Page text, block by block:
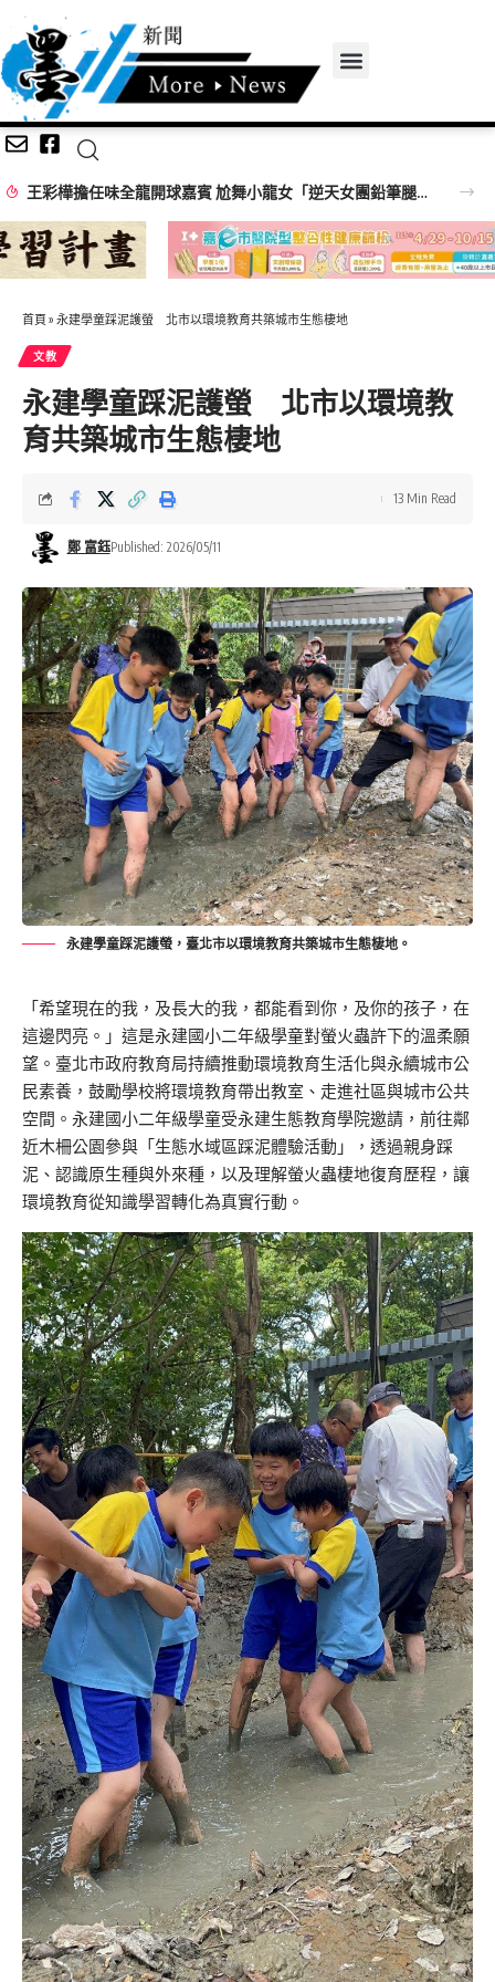
【百工達人】 從音樂教育到生命陪伴 黛玉老師以生命經驗打造共學平台
首頁 » 永建學童踩泥護螢 北市以環境教育共築城市生態棲地
文教
永建學童踩泥護螢 北市以環境教
育共築城市生態棲地
鄭 富鈺Published: 2026/05/11
13 Min Read
永建學童踩泥護螢，臺北市以環境教育共築城市生態棲地。
「希望現在的我，及長大的我，都能看到你，及你的孩子，在
這邊閃亮。」這是永建國小二年級學童對螢火蟲許下的溫柔願
望。臺北市政府教育局持續推動環境教育生活化與永續城市公
民素養，鼓勵學校將環境教育帶出教室、走進社區與城市公共
空間。永建國小二年級學童受永建生態教育學院邀請，前往鄰
近木柵公園參與「生態水域區踩泥體驗活動」，透過親身踩
泥、認識原生種與外來種，以及理解螢火蟲棲地復育歷程，讓
環境教育從知識學習轉化為真實行動。